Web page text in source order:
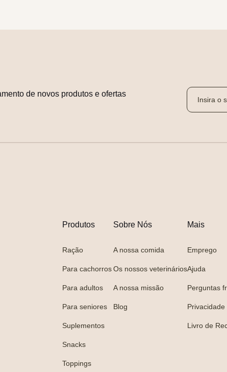
de novos produtos e ofertas
Produtos
Ração
Para cachorros
Para adultos
Para seniores
Suplementos
Snacks
Toppings
Sobre Nós
A nossa comida
Os nossos veterinários
A nossa missão
Blog
Mais
Emprego
Ajuda
Perguntas
Privacidade
Livro de